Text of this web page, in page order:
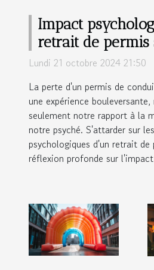
Impact
retrait de permis
conducteurs
Lundi 21 octobre 2024 21:50
La perte d'un permis de
une expérience
seulement notre rapport à la
notre psyché. S'attarder sur
psychologiques d'un retrait
réflexion profonde sur